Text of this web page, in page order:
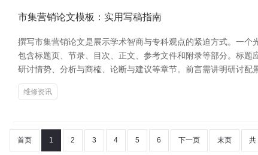
市集营销论文模板：实用写稿指南
撰写市集营销论文是展示学术智商与专科观点的紧迫方式。一
包含标题页、节录、目次、正文、参考文件和附录等部分。标
研讨情势、分析与商榷、论断与建议等章节。前言需讲明研讨
维修资讯
首页 1 2 3 4 5 6 下一页 末页 共